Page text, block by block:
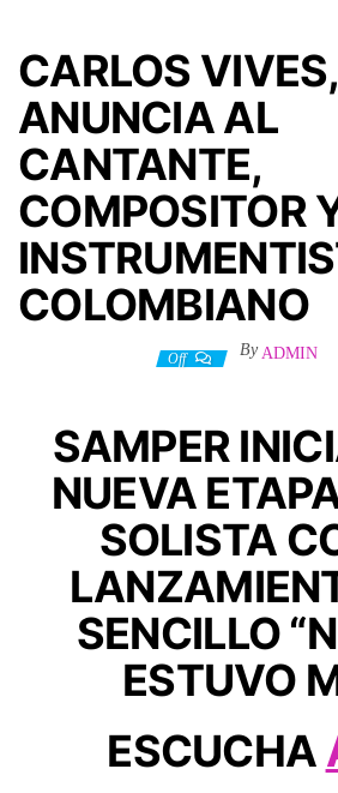
CARLOS VIVES,
ANUNCIA AL
CANTANTE,
COMPOSITOR
COLOMBIANO
Off By ADMIN
SAMPER
NUEVA
SOLISTA
SENCILLO
ESTUVO
ESCUCHA